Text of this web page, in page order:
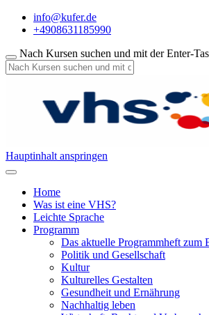
info@kufer.de
+4908631185990
Nach Kursen suchen und mit der Enter-
Hauptinhalt anspringen
Home
Was ist eine VHS?
Leichte Sprache
Programm
Das aktuelle Programmheft zum
Politik und Gesellschaft
Kultur
Kulturelles Gestalten
Gesundheit und Ernährung
Nachhaltig leben